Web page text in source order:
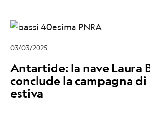
03/03/2025
Antartide: la nave Laura
conclude la campagna di
estiva